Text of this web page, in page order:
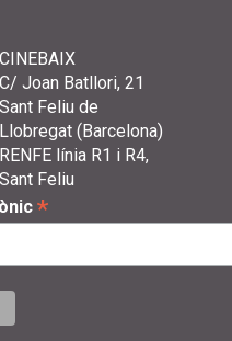
CINEBAIX
C/ Joan Batllori, 21
Sant Feliu de
Llobregat (Barcelona)
RENFE línia R1 i R4,
Sant Feliu
*